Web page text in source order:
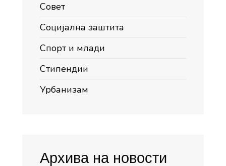
Совет
Социјална заштита
Спорт и млади
Стипендии
Урбанизам
Архива на новости